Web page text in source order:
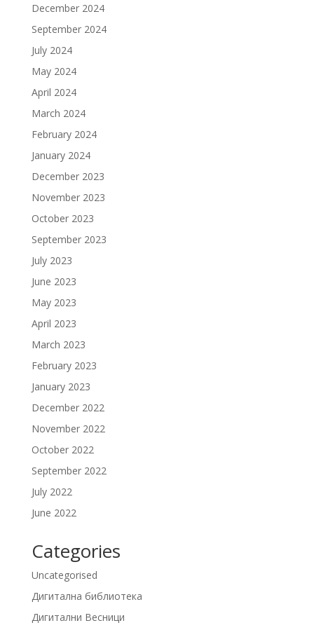
December 2024
September 2024
July 2024
May 2024
April 2024
March 2024
February 2024
January 2024
December 2023
November 2023
October 2023
September 2023
July 2023
June 2023
May 2023
April 2023
March 2023
February 2023
January 2023
December 2022
November 2022
October 2022
September 2022
July 2022
June 2022
Categories
Uncategorised
Дигитална библиотека
Дигитални Весници